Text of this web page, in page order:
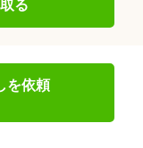
る
を依頼